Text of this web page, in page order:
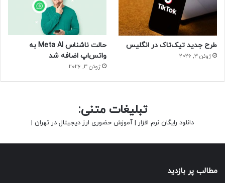
طرح جدید تیک‌تاک در انگلیس
ژوئن 3, 2026
حالت ناشناس Meta AI به
واتس‌اپ اضافه شد
ژوئن 3, 2026
تبلیغات متنی:
دانلود رایگان نرم افزار | آموزش حضوری ارز دیجیتال در تهران |
مطالب پر بازدید